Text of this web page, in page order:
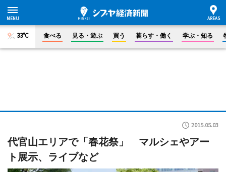
33°C 食べる 見る・遊ぶ 買う 暮らす・働く 学ぶ・知る
2015.05.03
代官山エリアで「春花祭」 マルシェやアー
ト展示、ライブなど